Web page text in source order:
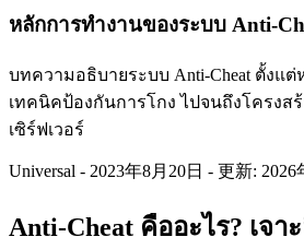
หลักการทำงานของระบบ Anti-
บทความอธิบายระบบ Anti-Cheat ตั้งแ
เทคนิคป้องกันการโกง ไปจนถึงโครงส
เซิร์ฟเวอร์
Universal - 2023年8月20日 - 更新: 2026
Anti-Cheat คืออะไร? เจ